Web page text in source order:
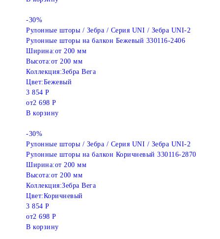
-30%
Рулонные шторы / Зебра / Серия UNI / Зебра UNI-2
Рулонные шторы на балкон Бежевый 330116-2406
Ширина:от 200 мм
Высота:от 200 мм
Коллекция:Зебра Вега
Цвет:Бежевый
3 854 Р
от2 698 Р
В корзину
-30%
Рулонные шторы / Зебра / Серия UNI / Зебра UNI-2
Рулонные шторы на балкон Коричневый 330116-2870
Ширина:от 200 мм
Высота:от 200 мм
Коллекция:Зебра Вега
Цвет:Коричневый
3 854 Р
от2 698 Р
В корзину